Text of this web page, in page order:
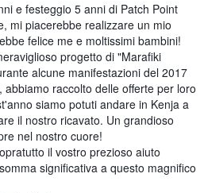
e festeggio 5 anni di Patch Point
mi piacerebbe realizzare un mio
felice me e moltissimi bambini!
progetto di "Marafiki
alcune manifestazioni del 2017
raccolto delle offerte per loro
siamo potuti andare in Kenja a
il nostro ricavato. Un grandioso
nel nostro cuore!
il vostro prezioso aiuto
significativa a questo magnifico